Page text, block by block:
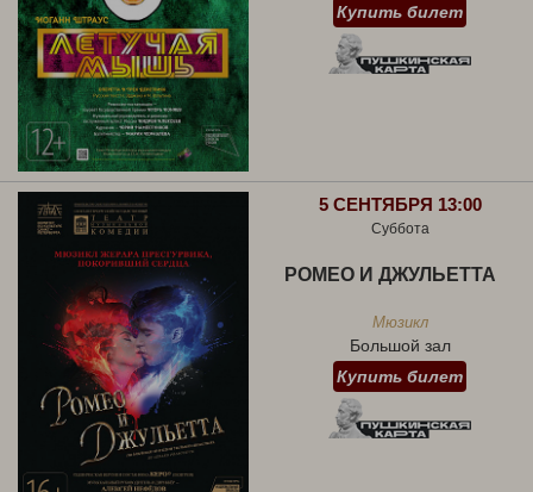
Купить билет
5 СЕНТЯБРЯ 13:00
Суббота
РОМЕО И ДЖУЛЬЕТТА
Мюзикл
Большой зал
Купить билет